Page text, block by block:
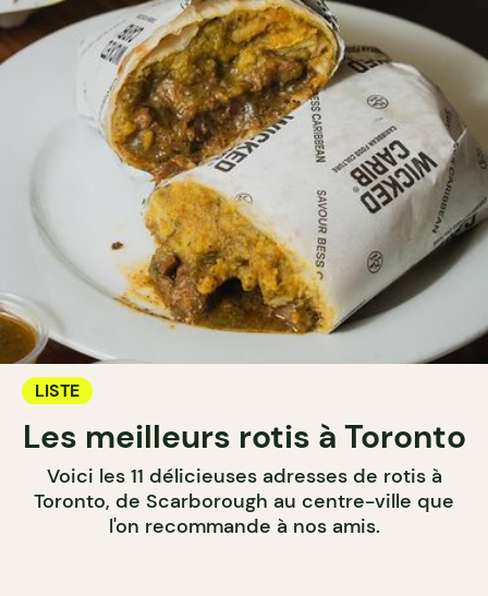
LISTE
Les meilleurs rotis à Toronto
Voici les 11 délicieuses adresses de rotis à
Toronto, de Scarborough au centre-ville que
l'on recommande à nos amis.